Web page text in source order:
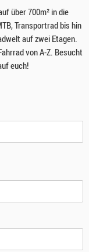
über 700m² in die
Transportrad bis hin
auf zwei Etagen.
von A-Z. Besucht
euch!